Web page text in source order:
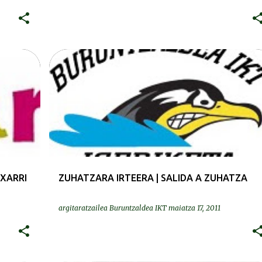
ZUHATZARA IRTEERA | SALIDA A ZUHATZA
argitaratzailea Buruntzaldea IKT maiatza 17, 2011
IRTEERAK | SALIDAS